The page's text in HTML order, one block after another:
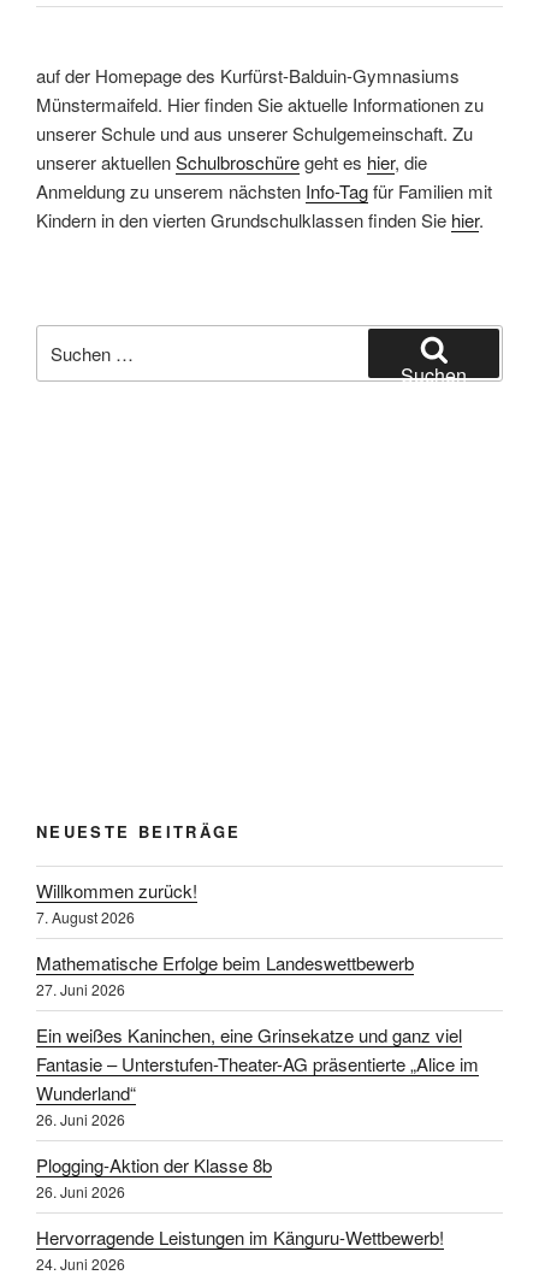
auf der Homepage des Kurfürst-Balduin-Gymnasiums
Münstermaifeld. Hier finden Sie aktuelle Informationen zu
unserer Schule und aus unserer Schulgemeinschaft. Zu
unserer aktuellenSchulbroschüregeht es hier, die
Anmeldung zu unserem nächsten Info-Tagfür Familien mit
Kindern in den vierten Grundschulklassen finden Sie hier.
nach:
Suchen
NEUESTE BEITRÄGE
Willkommen zurück!
7. August 2026
Mathematische Erfolge beim Landeswettbewerb
27. Juni 2026
Ein weißes Kaninchen, eine Grinsekatze und ganz viel
Fantasie – Unterstufen-Theater-AG präsentierte „Alice im
Wunderland“
26. Juni 2026
Plogging-Aktion der Klasse 8b
26. Juni 2026
Hervorragende Leistungen im Känguru-Wettbewerb!
24. Juni 2026